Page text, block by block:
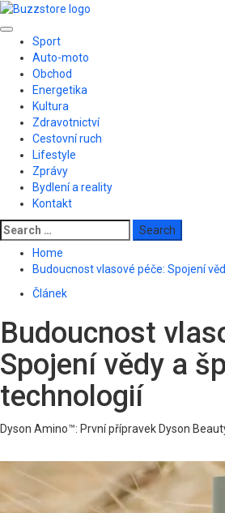
Skip
content
Primary
Menu
Sport
Auto-moto
Obchod
Energetika
Kultura
Zdravotnictví
Cestovní ruch
Lifestyle
Zprávy
Bydlení a reality
Kontakt
Search
for:
Home
Budoucnost vlasové péče: Spojení
Článek
Budoucnost
Spojení vědy a
technologií
Dyson Amino™: První přípravek Dyson